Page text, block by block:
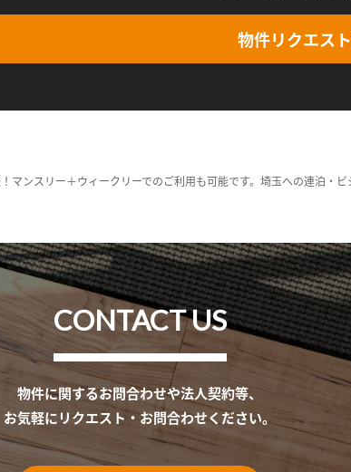
物件リクエス
ンスリー＋ウィークリーでのご利用も可能です。埼玉への連泊・
CONTACT US
物件に関するお問合わせや法人契約等、
お気軽にリクエスト・お問合わせください。